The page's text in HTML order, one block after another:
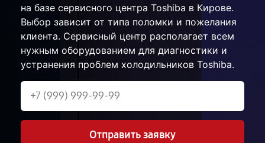
на базе сервисного центра Toshiba в Кирове.
Выбор зависит от типа поломки и пожелания
клиента. Сервисный центр располагает всем
нужным оборудованием для диагностики и
устранения проблем холодильников Toshiba.
Отправить заявку